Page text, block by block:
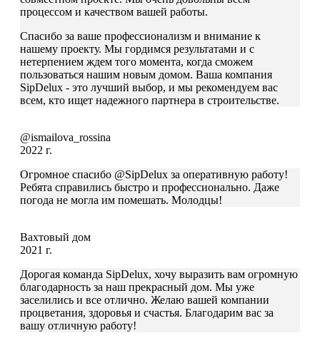
процессом и качеством вашей работы.
Спасибо за ваше профессионализм и внимание к
нашему проекту. Мы гордимся результатами и с
нетерпением ждем того момента, когда сможем
пользоваться нашим новым домом. Ваша компания
SipDelux - это лучший выбор, и мы рекомендуем вас
всем, кто ищет надежного партнера в строительстве.
@ismailova_rossina
2022 г.
Огромное спасибо @SipDelux за оперативную работу!
Ребята справились быстро и профессионально. Даже
погода не могла им помешать. Молодцы!
Вахтовый дом
2021 г.
Дорогая команда SipDelux, хочу выразить вам огромную
благодарность за наш прекрасный дом. Мы уже
заселились и все отлично. Желаю вашей компании
процветания, здоровья и счастья. Благодарим вас за
вашу отличную работу!